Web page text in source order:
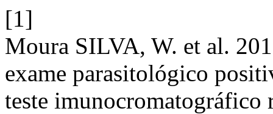
[1]
Moura SILVA, W. et al.
exame parasitológico
teste imunocromatográfico